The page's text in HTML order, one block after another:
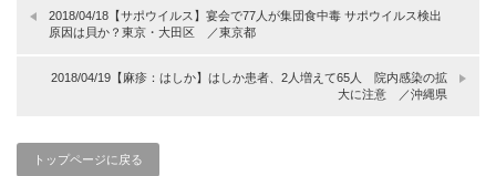
2018/04/18【サポウイルス】宴会で77人が集団食中毒 サポウイルス検出
原因は貝か？東京・大田区 ／東京都
2018/04/19【麻疹：はしか】はしか患者、2人増えて65人 院内感染の拡
大に注意 ／沖縄県
トップページに戻る